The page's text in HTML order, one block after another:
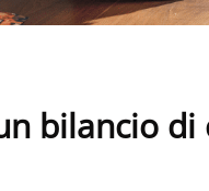
bilancio di